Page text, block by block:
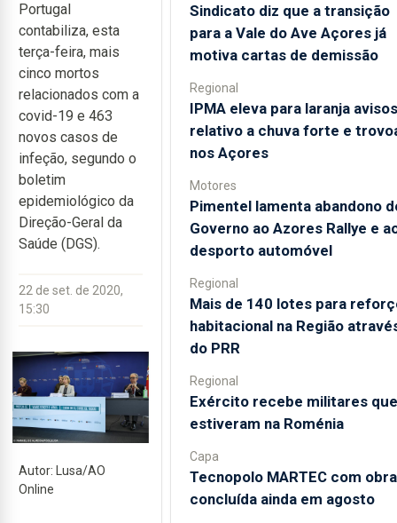
Portugal
contabiliza, esta
terça-feira, mais
cinco mortos
relacionados com a
covid-19 e 463
novos casos de
infeção, segundo o
boletim
epidemiológico da
Direção-Geral da
Saúde (DGS).
22 de set. de 2020,
15:30
Autor: Lusa/AO
Online
Sindicato diz que a transição
para a Vale do Ave Açores já
motiva cartas de demissão
Regional
IPMA eleva para laranja avisos
relativo a chuva forte e
nos Açores
Motores
Pimentel lamenta abandono
Governo ao Azores Rallye e
desporto automóvel
Regional
Mais de 140 lotes para
habitacional na Região
do PRR
Regional
Exército recebe militares que
estiveram na Roménia
Capa
Tecnopolo MARTEC com obra
concluída ainda em agosto